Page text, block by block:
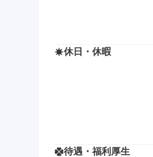
休日・休暇
待遇・福利厚生